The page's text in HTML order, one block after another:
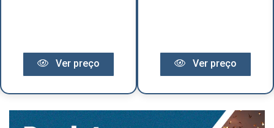
Ver preço Ver preço